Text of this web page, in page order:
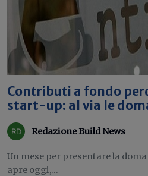
Contributi a fondo
start-up: al via le
Redazione Build News
Un mese per presentare la
apre oggi,...